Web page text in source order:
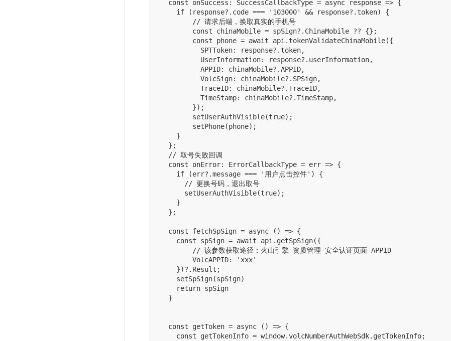
  const onSuccess: SuccessCallbackType = async response => {
    if (response?.code === '103000' && response?.token) {
        // 请求后端，换取真实的手机号
        const chinaMobile = spSign?.ChinaMobile ?? {};
        const phone = await api.tokenValidateChinaMobile({
          SPTToken: response?.token,
          UserInformation: response?.userInformation,
          APPID: chinaMobile?.APPID,
          VolcSign: chinaMobile?.SPSign,
          TraceID: chinaMobile?.TraceID,
          TimeStamp: chinaMobile?.TimeStamp,
        });
        setUserAuthVisible(true);
        setPhone(phone);
    }
  };
  // 取号失败回调
  const onError: ErrorCallbackType = err => {
    if (err?.message === '用户点击控件') {
      // 更换号码，退出取号
      setUserAuthVisible(true);
    }
  };
  const fetchSpSign = async () => {
    const spSign = await api.getSpSign({
        // 该参数获取途径：火山引擎-资质管理-安全认证页面-APPID
        VolcAPPID: 'xxx'
    })?.Result;
    setSpSign(spSign)
    return spSign
  }
  const getToken = async () => {
    const getTokenInfo = window.volcNumberAuthWebSdk.getTokenInfo;